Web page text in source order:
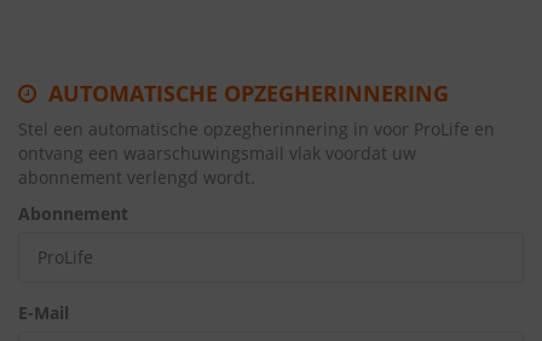
AUTOMATISCHE OPZEGHERINNERING
Stel een automatische opzegherinnering in voor ProLife en
ontvang een waarschuwingsmail vlak voordat uw
abonnement verlengd wordt.
Abonnement
E-Mail